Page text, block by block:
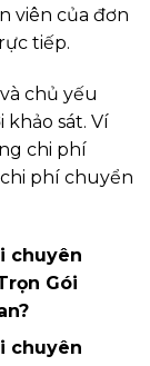
viên của đơn
tiếp.
chủ yếu
sát. Ví
chi phí
phí chuyển
chuyên
Gói
chuyên